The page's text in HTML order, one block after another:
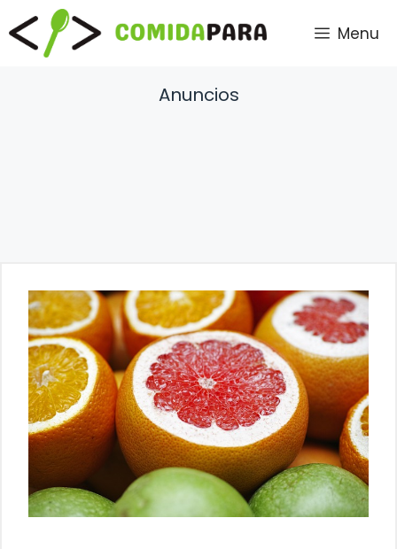
Saltar
al
contenido
Menu
Anuncios